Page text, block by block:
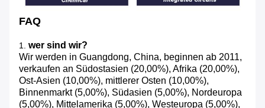
FAQ
1. wer sind wir?
Wir werden in Guangdong, China, beginnen ab 2011,
verkaufen an Südostasien (20,00%), Afrika (20,00%),
Ost-Asien (10,00%), mittlerer Osten (10,00%),
Binnenmarkt (5,00%), Südasien (5,00%), Nordeuropa
(5,00%), Mittelamerika (5,00%), Westeuropa (5,00%),